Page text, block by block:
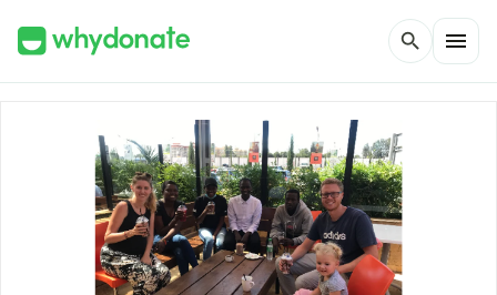
search menu